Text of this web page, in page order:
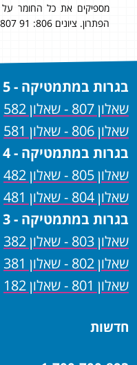
מספיקים את כל החומר על
הפתרון. ציונים 806: 91 807: 80
בגרות במתמטיקה - 5 יחידות
שאלון 807 - שאלון 582
שאלון 806 - שאלון 581
בגרות במתמטיקה - 4 יחידות
שאלון 805 - שאלון 482
שאלון 804 - שאלון 481
בגרות במתמטיקה - 3 יחידות
שאלון 803 - שאלון 382
שאלון 802 - שאלון 381
שאלון 801 - שאלון 182
חדשות